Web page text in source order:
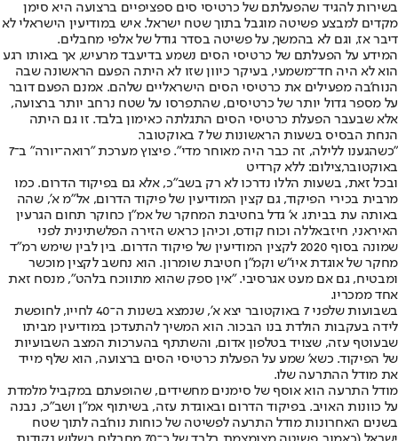
בשירות להגיד שהפעלתם של כרטיסי סים ספציפיים ברצועה היא סימן
מקדים למבצע פשיטה מוגבל בתוך שטח ישראל. איש במודיעין הישראלי לא
דיבר אז, וגם לא בהמשך, על פשיטה בסדר גודל של אלפי מחבלים.
המידע על הפעלתם של כרטיסי הסים נשמע בדיעבד מרעיש, אך באותו רגע
הוא לא היה חד־משמעי, בעיקר כיוון שזו לא היתה הפעם הראשונה שבה
הנוח'בה מפעילים את כרטיסי הסים הישראליים שלהם. אמנם הפעם דובר
על מספר גדול יותר של כרטיסים, שהתפרסו על שטח נרחב יותר ברצועה,
אלא שבעבר הפעלת כרטיסי הסים התגלתה כאימון בלבד. זו גם היתה
הנחת הבסיס בשעות הראשונות של 7 באוקטובר.
"כשהגענו ללילה, זה כבר היה מאוחר מדי". פיצוץ מערכת "רואה־יורה" ב־7
באוקטובר,צילום: ללא קרדיט
ובכל זאת, בשעות הללו נדרכו לא רק בשב"כ, אלא גם בפיקוד הדרום. כמו
מרבית בכירי הפיקוד, גם קצין המודיעין של פיקוד הדרום, אל"מ א', שהה
באותה עת בביתו. א' גדל בחטיבת המחקר של אמ"ן כחוקר תחום הגרעין
האיראני, חיזבאללה וכוח קודס, וכיהן כראש הזירה הפלשתינית לפני
שמונה בסוף 2020 לקצין המודיעין של פיקוד הדרום. בין לבין שימש רמ"ד
מחקר של אוגדת איו"ש וקמ"ן חטיבת שומרון. הוא נחשב לקצין מוכשר
ומבטיח, גם אם מעט אגרסיבי. "אין ספק שהוא מתווכח בלהט", מנסח זאת
אחד ממכריו.
בשבועות שלפני 7 באוקטובר יצא א', שנמצא בשנות ה־40 לחייו, לחופשת
לידה בעקבות הולדת בנו הבכור. הוא המשיך להתעדכן במודיעין מביתו
שבעוטף עזה, שצויד בטלפון אדום, והשתתף בהערכות המצב השבועיות
של הפיקוד. כשא' שמע על הפעלת כרטיסי הסים ברצועה, הוא שלף מייד
את מודל ההתרעה שלו.
מודל התרעה הוא אוסף של סימנים מחשידים, שהופעתם במקביל מלמדת
על כוונות האויב. בפיקוד הדרום ובאוגדת עזה, בשיתוף אמ"ן ושב"כ, נבנה
בשנים האחרונות מודל התרעה לפשיטה של כוחות נוח'בה לתוך שטח